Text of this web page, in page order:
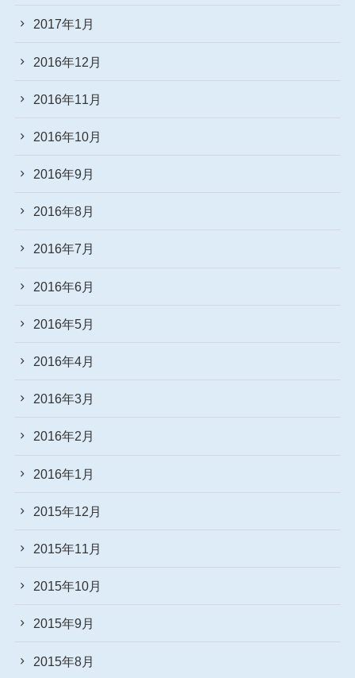
2017年1月
2016年12月
2016年11月
2016年10月
2016年9月
2016年8月
2016年7月
2016年6月
2016年5月
2016年4月
2016年3月
2016年2月
2016年1月
2015年12月
2015年11月
2015年10月
2015年9月
2015年8月